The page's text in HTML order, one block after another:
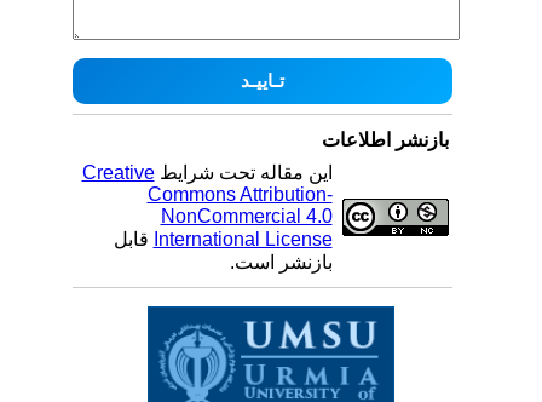
بازنشر اطلاعات
این مقاله تحت شرایطCreative
Commons Attribution-
NonCommercial 4.0
International Licenseقابل
بازنشر است.